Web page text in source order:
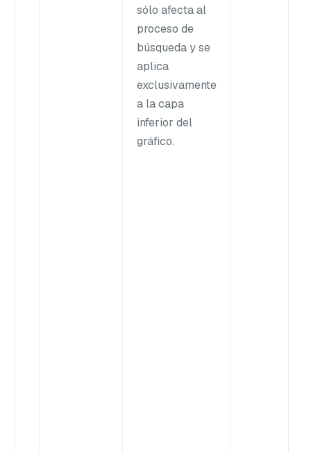
sólo afecta al
proceso de
búsqueda y se
aplica
exclusivamente
a la capa
inferior del
gráfico.